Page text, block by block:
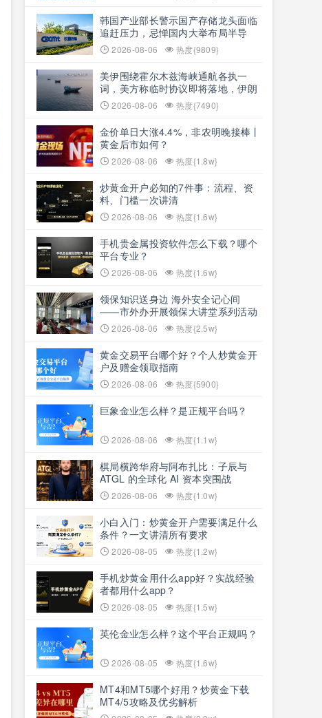
韩国产业部长警示国产存储龙头面临
追赶压力，忌惮国内大举布局半导
体，呼吁加码本土资本投入避免优势
流失
2026-08-06 热度{9809}
美伊围绕霍尔木兹海峡通航各执一
词，美方称临时协议即将落地，伊朗
坚称仅与阿曼双边磋商、通航恢复取
决于美方态度
2026-08-06 热度{7490}
金价单日大涨4.4%，非农明晚接棒丨
黄金后市如何？
2026-08-06 热度{1.8w}
炒黄金开户必知的7件事：流程、资
料、门槛一次讲清
2026-08-06 热度{1.6w}
手机贵金属投资软件怎么下载？哪个
平台专业？
2026-08-06 热度{1.6w}
领保知识送身边 海外安全记心间
——市外办开展领保大讲堂系列活动
2026-08-06 热度{2.5w}
黄金交易平台哪个好？个人炒黄金开
户及赠金领取指南
2026-08-06 热度{5900}
巨象金业怎么样？是正规平台吗？
2026-08-06 热度{1.1w}
棋局横跨华府与阿布扎比：子辰与
ATGL 的全球化 AI 资本突围战
2026-08-06 热度{1.0w}
小白入门：炒黄金开户需要满足什么
条件？一文讲清所有要求
2026-08-05 热度{1.2w}
手机炒黄金用什么app好？实战经验
者都用什么app？
2026-08-05 热度{1.5w}
英伦金业怎么样？这个平台正规吗？
2026-08-05 热度{1.6w}
MT4和MT5哪个好用？炒黄金下载
MT4/5攻略及优劣解析